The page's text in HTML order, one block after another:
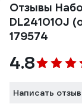
Отзывы
DL241010J
179574
4.8
Написать отзыв